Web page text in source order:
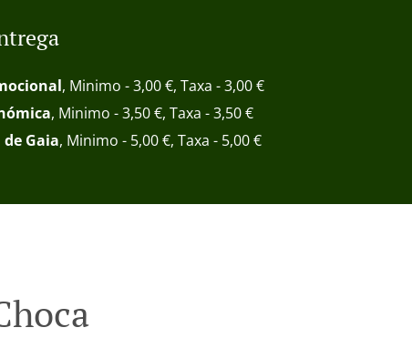
, Minimo - 3,00 €, Taxa - 3,00 €
, Minimo - 3,50 €, Taxa - 3,50 €
Gaia, Minimo - 5,00 €, Taxa - 5,00 €